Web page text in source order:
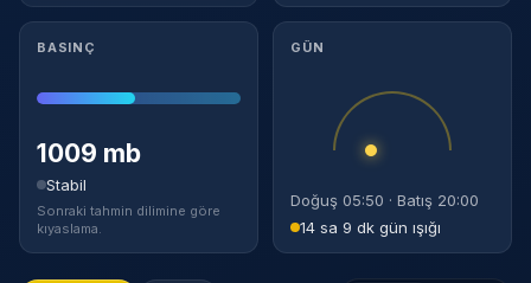
BASINÇ
1009 mb
Stabil
Sonraki tahmin dilimine göre
kıyaslama.
GÜN
Doğuş 05:50 · Batış 20:00
14 sa 9 dk gün ışığı